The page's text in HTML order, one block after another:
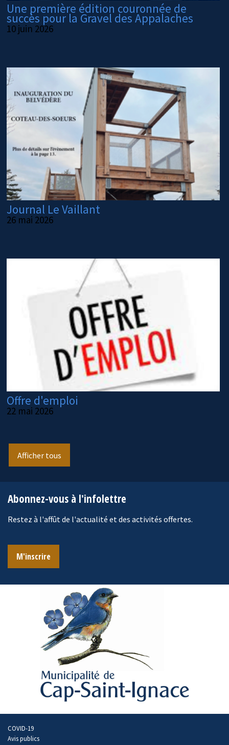
Une première édition couronnée de
succès pour la Gravel des Appalaches
10 juin 2026
Journal Le Vaillant
26 mai 2026
Offre d'emploi
22 mai 2026
Afficher tous
Abonnez-vous à l'infolettre
Restez à l'affût de l'actualité et des activités offertes.
M'inscrire
COVID-19
Avis publics